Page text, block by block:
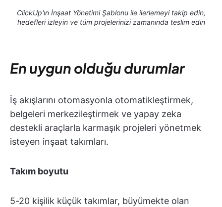
ClickUp'ın İnşaat Yönetimi Şablonu ile ilerlemeyi takip edin,
hedefleri izleyin ve tüm projelerinizi zamanında teslim edin
En uygun olduğu durumlar
İş akışlarını otomasyonla otomatikleştirmek,
belgeleri merkezileştirmek ve yapay zeka
destekli araçlarla karmaşık projeleri yönetmek
isteyen inşaat takımları.
Takım boyutu
5-20 kişilik küçük takımlar, büyümekte olan